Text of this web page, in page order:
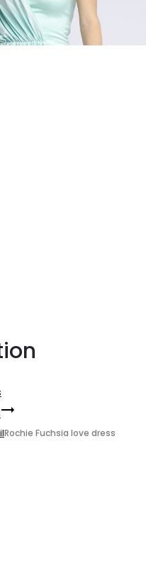
Rochie Fuchsia love dress